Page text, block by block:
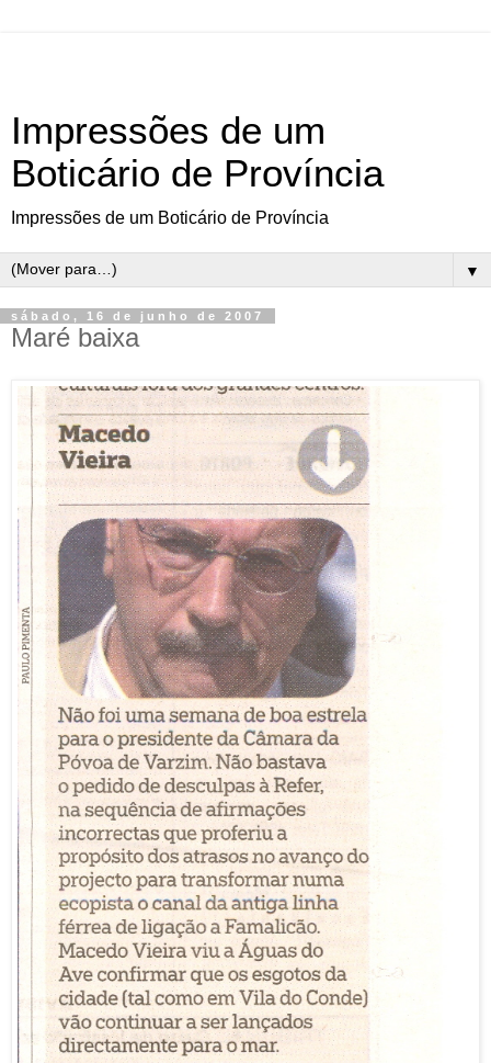
Impressões de um
Boticário de Província
Impressões de um Boticário de Província
▼
sábado, 16 de junho de 2007
Maré baixa